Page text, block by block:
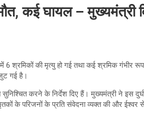
कई घायल – मुख्यमंत्री
6 श्रमिकों की मृत्यु हो गई तथा कई श्रमिक गंभीर
गई है।
करने के निर्देश दिए हैं। मुख्यमंत्री ने इस
के परिजनों के प्रति संवेदना व्यक्त की और ईश्वर